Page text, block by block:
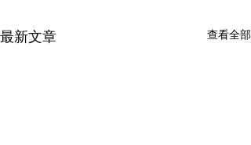
最新文章 查看全部